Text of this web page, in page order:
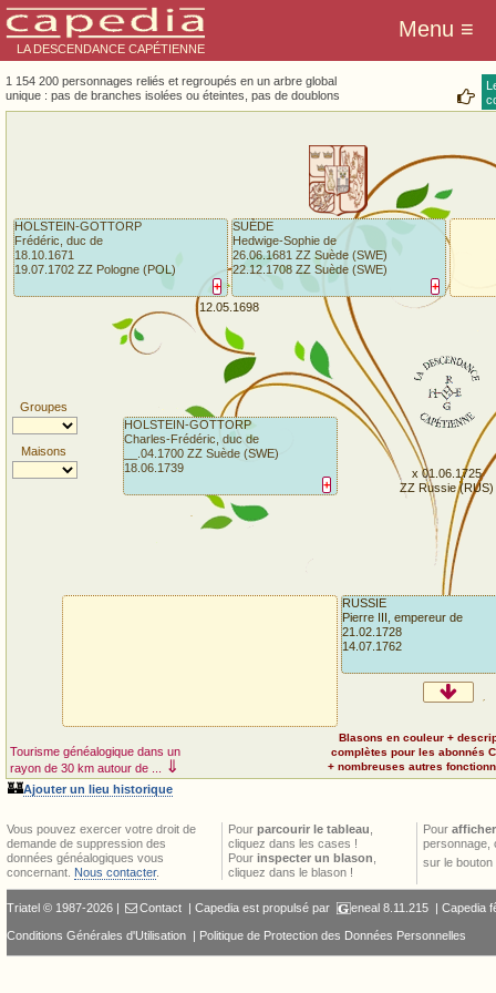
LA DESCENDANCE CAPÉTIENNE
1 154 200 personnages reliés et regroupés en un arbre global
unique : pas de branches isolées ou éteintes, pas de doublons
Groupes
Maisons
Tourisme généalogique dans un
rayon de 30 km autour de ...
⇓
RUSSIE
Pierre III, empereur de
21.02.1728
14.07.1762
+
HOLSTEIN-GOTTORP
Charles-Frédéric, duc de
__.04.1700 ZZ Suède (SWE)
18.06.1739
+
HOLSTEIN-GOTTORP
Frédéric, duc de
18.10.1671
19.07.1702 ZZ Pologne (POL)
+
SUÈDE
Hedwige-Sophie de
26.06.1681 ZZ Suède (SWE)
22.12.1708 ZZ Suède (SWE)
x 01.06.1725
ZZ Russie (RUS)
12.05.1698
🏰Ajouter un lieu historique
Blasons en couleur +
complètes pour les abonnés
+ nombreuses autres
Vous pouvez exercer votre droit de
demande de suppression des
données généalogiques vous
concernant. Nous contacter.
Pour parcourir le tableau
cliquez dans les cases !
Pour inspecter un blason
cliquez dans le blason !
Pour
personnage,
sur le bouton
Triatel © 1987-2026 | Contact | Capedia est propulsé par eneal8.11.215 | Capedia
Conditions Générales d'Utilisation | Politique de Protection des Données Personnelles